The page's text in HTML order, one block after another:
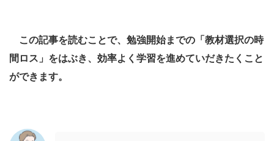
この記事を読むことで、勉強開始までの「教材選択の時
間ロス」をはぶき、効率よく学習を進めていだきたくこと
ができます。